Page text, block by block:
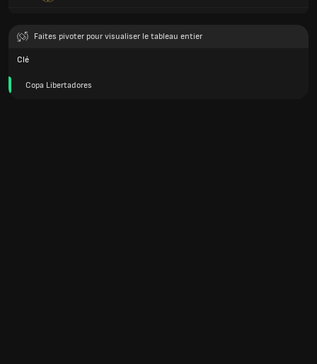
Faites pivoter pour visualiser le tableau entier
Clé
Copa Libertadores